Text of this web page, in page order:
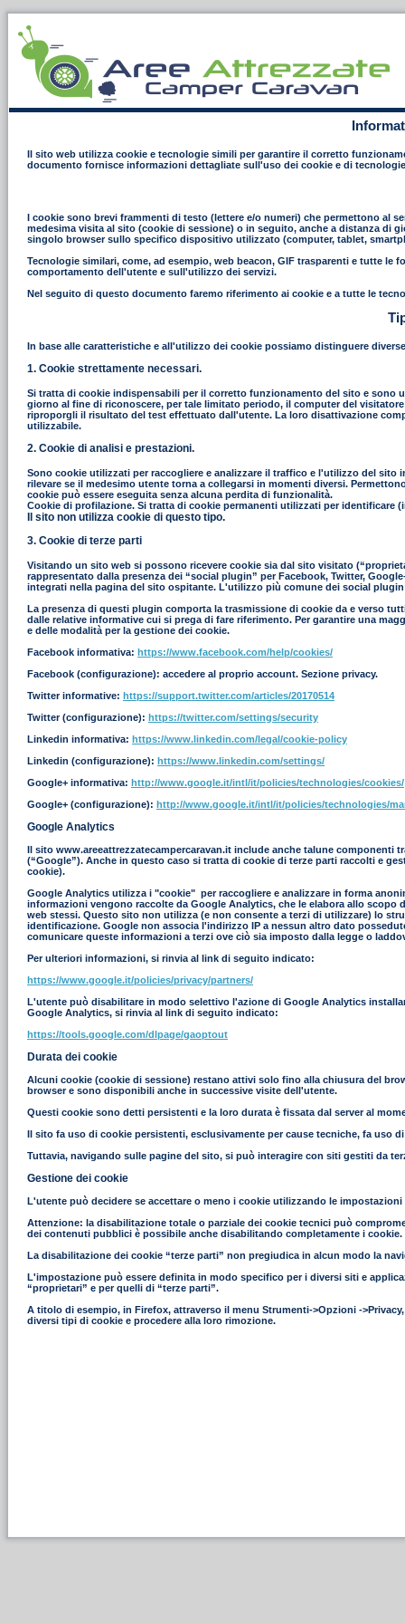
Il sito web utilizza cookie e tecnologie simili per garantire il corretto
documento fornisce informazioni dettagliate sull'uso dei cookie e di
I cookie sono brevi frammenti di testo (lettere e/o numeri) che permettono al
medesima visita al sito (cookie di sessione) o in seguito, anche a distanza di
singolo browser sullo specifico dispositivo utilizzato (computer, tablet,
Tecnologie similari, come, ad esempio, web beacon, GIF trasparenti e tutte
comportamento dell'utente e sull'utilizzo dei servizi.
Nel seguito di questo documento faremo riferimento ai cookie e a tutte le
In base alle caratteristiche e all'utilizzo dei cookie possiamo distinguere
1. Cookie strettamente necessari.
Si tratta di cookie indispensabili per il corretto funzionamento del sito e sono
giorno al fine di riconoscere, per tale limitato periodo, il computer del
riproporgli il risultato del test effettuato dall'utente. La loro disattivazione
utilizzabile.
2. Cookie di analisi e prestazioni.
Sono cookie utilizzati per raccogliere e analizzare il traffico e l'utilizzo del
rilevare se il medesimo utente torna a collegarsi in momenti diversi.
cookie può essere eseguita senza alcuna perdita di funzionalità.
Cookie di profilazione. Si tratta di cookie permanenti utilizzati per identificare
Il sito non utilizza cookie di questo tipo.
3. Cookie di terze parti
Visitando un sito web si possono ricevere cookie sia dal sito visitato
rappresentato dalla presenza dei “social plugin” per Facebook, Twitter,
integrati nella pagina del sito ospitante. L'utilizzo più comune dei social
La presenza di questi plugin comporta la trasmissione di cookie da e verso
dalle relative informative cui si prega di fare riferimento. Per garantire una
e delle modalità per la gestione dei cookie.
Facebook informativa: https://www.facebook.com/help/cookies/
Facebook (configurazione): accedere al proprio account. Sezione privacy.
Twitter informative: https://support.twitter.com/articles/20170514
Twitter (configurazione): https://twitter.com/settings/security
Linkedin informativa: https://www.linkedin.com/legal/cookie-policy
Linkedin (configurazione): https://www.linkedin.com/settings/
Google+ informativa: http://www.google.it/intl/it/policies/technologies/cookies/
Google+ (configurazione): http://www.google.it/intl/it/policies/technologies/
Google Analytics
Il sito www.areeattrezzatecampercaravan.it include anche talune
(“Google”). Anche in questo caso si tratta di cookie di terze parti raccolti e
cookie).
Google Analytics utilizza i "cookie" per raccogliere e analizzare in forma
informazioni vengono raccolte da Google Analytics, che le elabora allo
web stessi. Questo sito non utilizza (e non consente a terzi di utilizzare) lo
identificazione. Google non associa l'indirizzo IP a nessun altro dato
comunicare queste informazioni a terzi ove ciò sia imposto dalla legge o
Per ulteriori informazioni, si rinvia al link di seguito indicato:
https://www.google.it/policies/privacy/partners/
L'utente può disabilitare in modo selettivo l'azione di Google Analytics
Google Analytics, si rinvia al link di seguito indicato:
https://tools.google.com/dlpage/gaoptout
Durata dei cookie
Alcuni cookie (cookie di sessione) restano attivi solo fino alla chiusura del
browser e sono disponibili anche in successive visite dell'utente.
Questi cookie sono detti persistenti e la loro durata è fissata dal server al
Il sito fa uso di cookie persistenti, esclusivamente per cause tecniche, fa uso
Tuttavia, navigando sulle pagine del sito, si può interagire con siti gestiti da
Gestione dei cookie
L'utente può decidere se accettare o meno i cookie utilizzando le
Attenzione: la disabilitazione totale o parziale dei cookie tecnici può
dei contenuti pubblici è possibile anche disabilitando completamente i cookie.
La disabilitazione dei cookie “terze parti” non pregiudica in alcun modo la
L'impostazione può essere definita in modo specifico per i diversi siti e
“proprietari” e per quelli di “terze parti”.
A titolo di esempio, in Firefox, attraverso il menu Strumenti->Opzioni -
diversi tipi di cookie e procedere alla loro rimozione.